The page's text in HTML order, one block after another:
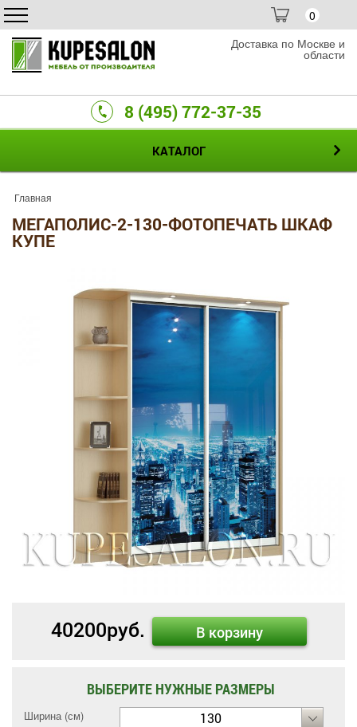
0
Доставка по Москве и
области
8 (495) 772-37-35
КАТАЛОГ
Главная
МЕГАПОЛИС-2-130-ФОТОПЕЧАТЬ ШКАФ
КУПЕ
40200руб. В корзину
ВЫБЕРИТЕ НУЖНЫЕ РАЗМЕРЫ
Ширина (см) 130